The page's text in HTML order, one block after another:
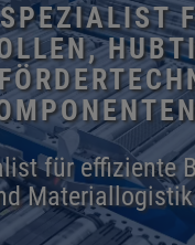
für effiziente
Materiallogistik